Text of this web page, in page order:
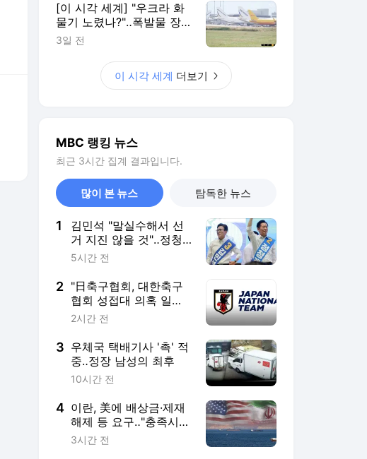
[이 시각 세계] "우크라 화
물기 노렸나?"‥폭발물 장
착 드론 발견
3일 전
이 시각 세계 더보기
MBC 랭킹 뉴스
최근 3시간 집계 결과입니다.
많이 본 뉴스 탐독한 뉴스
1
김민석 "말실수해서 선
거 지진 않을 것"‥정청
래 "당 대표 된 양 행동"
5시간 전
2 "日축구협회, 대한축구
협회 성접대 의혹 일본
인 심판 4명 조사 중"
2시간 전
3 우체국 택배기사 '촉' 적
중‥정장 남성의 최후
10시간 전
4 이란, 美에 배상금·제재
해제 등 요구‥"충족시까
지 호르무즈 폐쇄"
3시간 전